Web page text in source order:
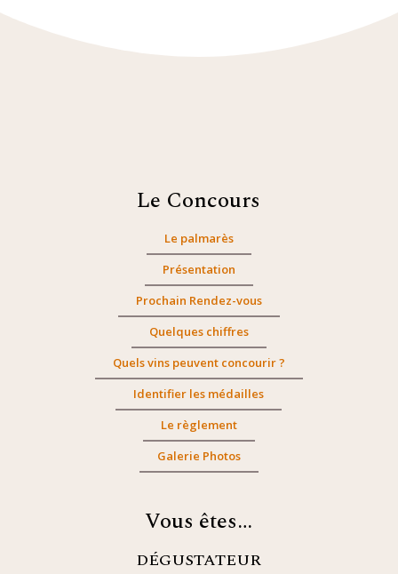
Le Concours
Le palmarès
Présentation
Prochain Rendez-vous
Quelques chiffres
Quels vins peuvent concourir ?
Identifier les médailles
Le règlement
Galerie Photos
Vous êtes…
DÉGUSTATEUR